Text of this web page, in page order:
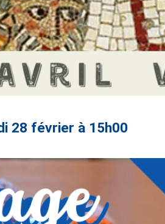
28 février à 15h00